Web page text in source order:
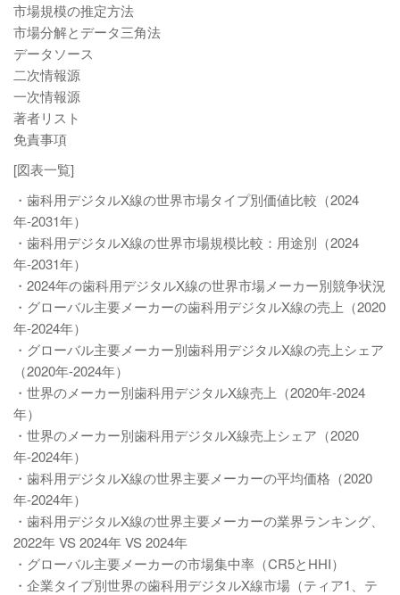
市場規模の推定方法
市場分解とデータ三角法
データソース
二次情報源
一次情報源
著者リスト
免責事項
[図表一覧]
・歯科用デジタルX線の世界市場タイプ別価値比較（2024
年-2031年）
・歯科用デジタルX線の世界市場規模比較：用途別（2024
年-2031年）
・2024年の歯科用デジタルX線の世界市場メーカー別競争状況
・グローバル主要メーカーの歯科用デジタルX線の売上（2020
年-2024年）
・グローバル主要メーカー別歯科用デジタルX線の売上シェア
（2020年-2024年）
・世界のメーカー別歯科用デジタルX線売上（2020年-2024
年）
・世界のメーカー別歯科用デジタルX線売上シェア（2020
年-2024年）
・歯科用デジタルX線の世界主要メーカーの平均価格（2020
年-2024年）
・歯科用デジタルX線の世界主要メーカーの業界ランキング、
2022年 VS 2024年 VS 2024年
・グローバル主要メーカーの市場集中率（CR5とHHI）
・企業タイプ別世界の歯科用デジタルX線市場（ティア1、テ